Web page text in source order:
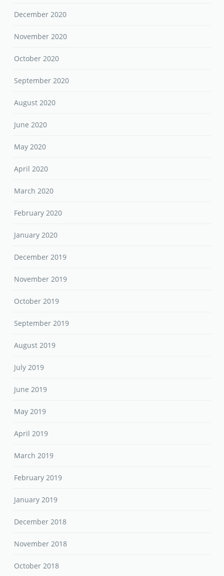
December 2020
November 2020
October 2020
September 2020
August 2020
June 2020
May 2020
April 2020
March 2020
February 2020
January 2020
December 2019
November 2019
October 2019
September 2019
August 2019
July 2019
June 2019
May 2019
April 2019
March 2019
February 2019
January 2019
December 2018
November 2018
October 2018